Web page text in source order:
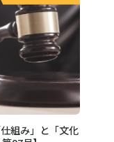
組み」と「文化